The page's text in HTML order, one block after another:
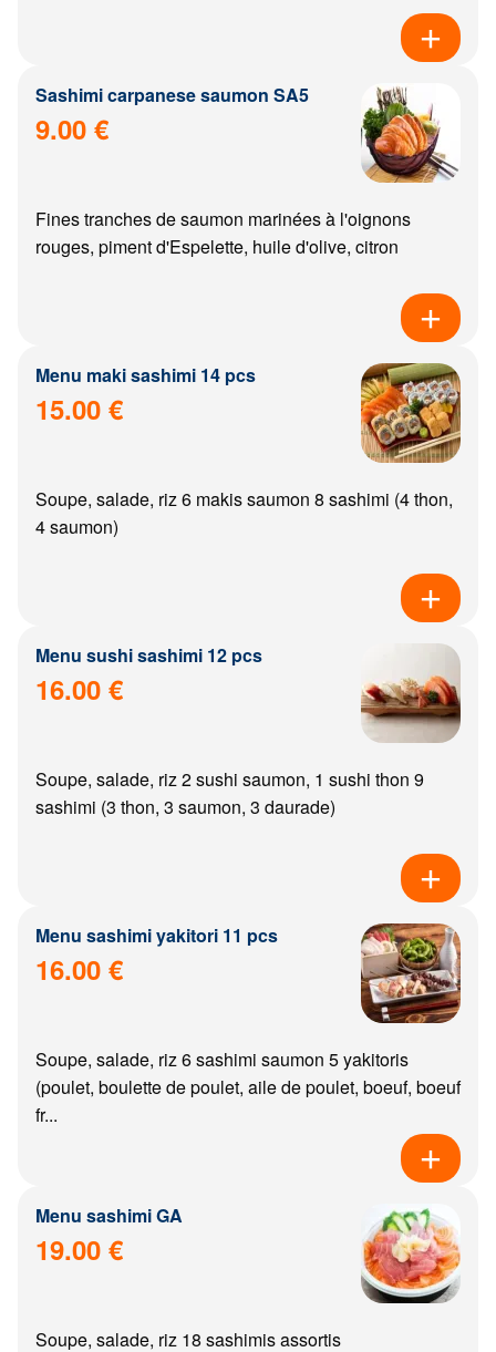
Sashimi carpanese saumon SA5
9.00 €
Fines tranches de saumon marinées à l'oignons
rouges, piment d'Espelette, huile d'olive, citron
Menu maki sashimi 14 pcs
15.00 €
Soupe, salade, riz 6 makis saumon 8 sashimi (4 thon,
4 saumon)
Menu sushi sashimi 12 pcs
16.00 €
Soupe, salade, riz 2 sushi saumon, 1 sushi thon 9
sashimi (3 thon, 3 saumon, 3 daurade)
Menu sashimi yakitori 11 pcs
16.00 €
Soupe, salade, riz 6 sashimi saumon 5 yakitoris
(poulet, boulette de poulet, aile de poulet, boeuf, boeuf
fr...
Menu sashimi GA
19.00 €
Soupe, salade, riz 18 sashimis assortis